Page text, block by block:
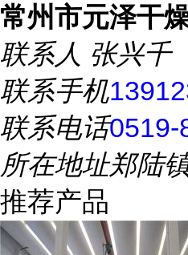
常州市元泽干
联系人 张兴千
联系手机
联系电话0519-
所在地址郑陆
推荐产品